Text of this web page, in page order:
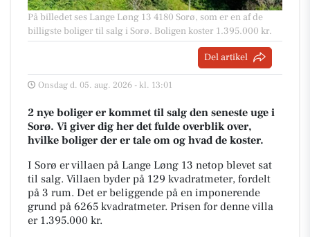
På billedet ses Lange Løng 13 4180 Sorø, som er en af de
billigste boliger til salg i Sorø. Boligen koster 1.395.000 kr.
Del artikel
Onsdag d. 05. aug. 2026 - kl. 13:01
2 nye boliger er kommet til salg den seneste uge i
Sorø. Vi giver dig her det fulde overblik over,
hvilke boliger der er tale om og hvad de koster.
I Sorø er villaen på Lange Løng 13 netop blevet sat
til salg. Villaen byder på 129 kvadratmeter, fordelt
på 3 rum. Det er beliggende på en imponerende
grund på 6265 kvadratmeter. Prisen for denne villa
er 1.395.000 kr.